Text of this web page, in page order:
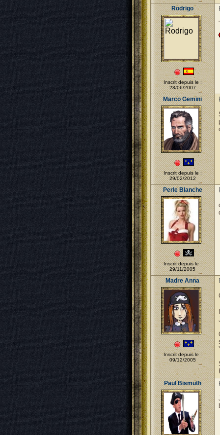
Rodrigo
Inscrit depuis le :
28/06/2007
Marco Gemini
Inscrit depuis le :
29/02/2012
Perle Blanche
Inscrit depuis le :
29/11/2005
Madre Anna
Inscrit depuis le :
09/12/2005
Paul Bismuth